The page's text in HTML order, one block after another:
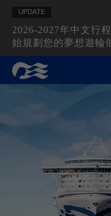
UPDATE
2026-2027年中文行
始規劃您的夢想遊輪